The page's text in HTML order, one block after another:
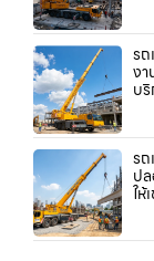
รถ
ง
บ
ร
ป
ให้